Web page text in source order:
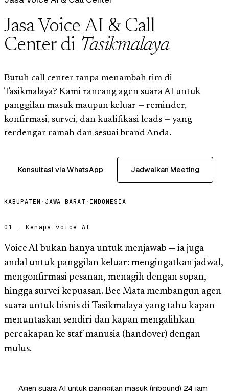
Jasa Voice AI & Call
Center di Tasikmalaya
Butuh call center tanpa menambah tim di
Tasikmalaya? Kami rancang agen suara AI untuk
panggilan masuk maupun keluar — reminder,
konfirmasi, survei, dan kualifikasi leads — yang
terdengar ramah dan sesuai brand Anda.
Konsultasi via WhatsApp Jadwalkan Meeting
KABUPATEN · JAWA BARAT · INDONESIA
01 — Kenapa voice AI
Voice AI bukan hanya untuk menjawab — ia juga
andal untuk panggilan keluar: mengingatkan jadwal,
mengonfirmasi pesanan, menagih dengan sopan,
hingga survei kepuasan. Bee Mata membangun agen
suara untuk bisnis di Tasikmalaya yang tahu kapan
menuntaskan sendiri dan kapan mengalihkan
percakapan ke staf manusia (handover) dengan
mulus.
Agen suara AI untuk panggilan masuk (inbound) 24 jam